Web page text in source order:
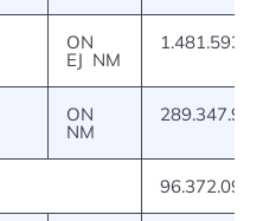
ON
EJ NM
ON
NM
289.347.914